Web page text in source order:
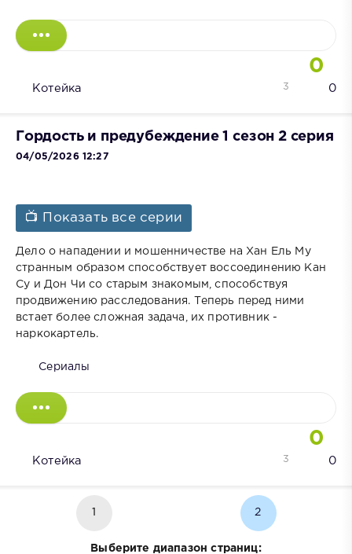
0
Котейка 0
3
Гордость и предубеждение 1 сезон 2 серия
04/05/2026 12:27
📺 Показать все серии
Дело о нападении и мошенничестве на Хан Ель Му
странным образом способствует воссоединению Кан
Су и Дон Чи со старым знакомым, способствуя
продвижению расследования. Теперь перед ними
встает более сложная задача, их противник -
наркокартель.
Сериалы
0
Котейка 0
3
2
Выберите диапазон страниц: